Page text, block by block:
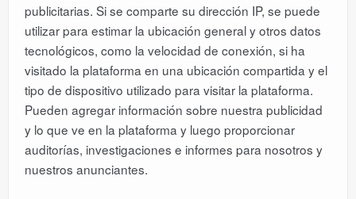
publicitarias. Si se comparte su dirección IP, se puede
utilizar para estimar la ubicación general y otros datos
tecnológicos, como la velocidad de conexión, si ha
visitado la plataforma en una ubicación compartida y el
tipo de dispositivo utilizado para visitar la plataforma.
Pueden agregar información sobre nuestra publicidad
y lo que ve en la plataforma y luego proporcionar
auditorías, investigaciones e informes para nosotros y
nuestros anunciantes.